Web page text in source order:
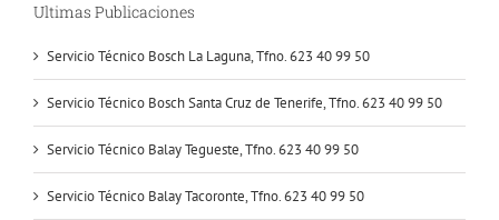
Ultimas Publicaciones
Servicio Técnico Bosch La Laguna, Tfno. 623 40 99 50
Servicio Técnico Bosch Santa Cruz de Tenerife, Tfno. 623 40 99 50
Servicio Técnico Balay Tegueste, Tfno. 623 40 99 50
Servicio Técnico Balay Tacoronte, Tfno. 623 40 99 50